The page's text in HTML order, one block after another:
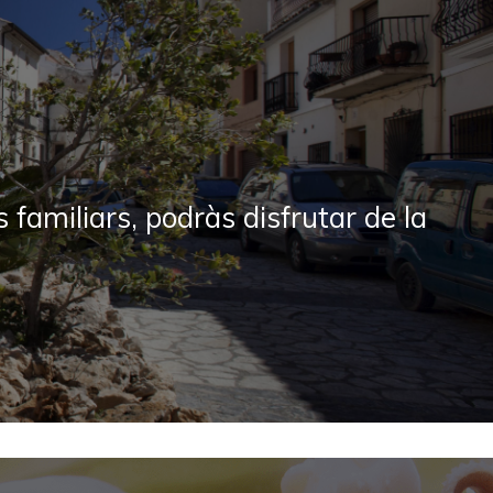
27º
nort
de
que
familiars, podràs disfrutar de la